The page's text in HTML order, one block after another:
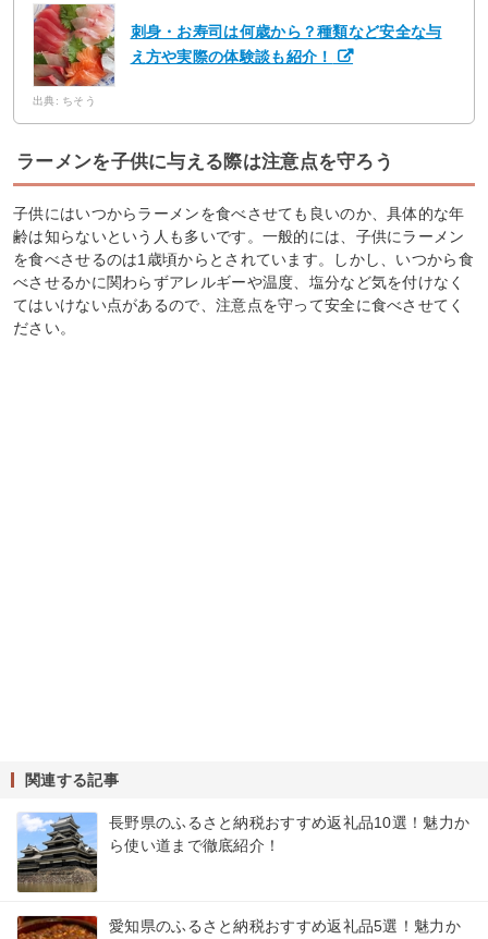
刺身・お寿司は何歳から？種類など安全な与
え方や実際の体験談も紹介！
出典: ちそう
ラーメンを子供に与える際は注意点を守ろう
子供にはいつからラーメンを食べさせても良いのか、具体的な年
齢は知らないという人も多いです。一般的には、子供にラーメン
を食べさせるのは1歳頃からとされています。しかし、いつから食
べさせるかに関わらずアレルギーや温度、塩分など気を付けなく
てはいけない点があるので、注意点を守って安全に食べさせてく
ださい。
関連する記事
長野県のふるさと納税おすすめ返礼品10選！魅力か
ら使い道まで徹底紹介！
愛知県のふるさと納税おすすめ返礼品5選！魅力か